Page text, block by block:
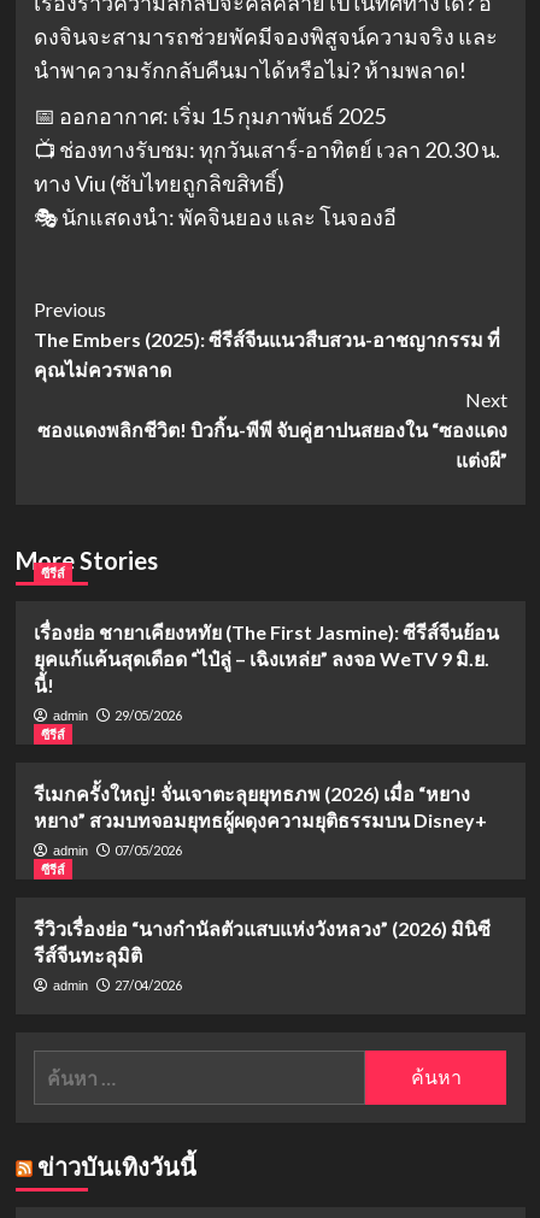
ดงจินจะสามารถช่วยพัคมีจองพิสูจน์ความจริง และ
นำพาความรักกลับคืนมาได้หรือไม่? ห้ามพลาด!
📅 ออกอากาศ: เริ่ม 15 กุมภาพันธ์ 2025
📺 ช่องทางรับชม: ทุกวันเสาร์-อาทิตย์ เวลา 20.30 น.
ทาง Viu (ซับไทยถูกลิขสิทธิ์)
🎭 นักแสดงนำ: พัคจินยอง และ โนจองอี
Post
Navigation
Previous
The Embers (2025): ซีรีส์จีนแนวสืบสวน-อาชญากรรม ที่
คุณไม่ควรพลาด
Next
ซองแดงพลิกชีวิต! บิวกิ้น-พีพี จับคู่ฮาปนสยองใน “ซองแดง
แต่งผี”
More Stories
ซีรีส์
เรื่องย่อ ชายาเคียงหทัย (The First Jasmine): ซีรีส์จีนย้อน
ยุคแก้แค้นสุดเดือด “ไป๋ลู่ – เฉิงเหล่ย” ลงจอ WeTV 9 มิ.ย.
นี้!
admin
29/05/2026
ซีรีส์
รีเมกครั้งใหญ่! จั่นเจาตะลุยยุทธภพ (2026) เมื่อ “หยาง
หยาง” สวมบทจอมยุทธผู้ผดุงความยุติธรรมบน Disney+
admin
07/05/2026
ซีรีส์
รีวิวเรื่องย่อ “นางกำนัลตัวแสบแห่งวังหลวง” (2026) มินิซี
รีส์จีนทะลุมิติ
admin 27/04/2026
ค้นหา
ข่าวบันเทิงวันนี้